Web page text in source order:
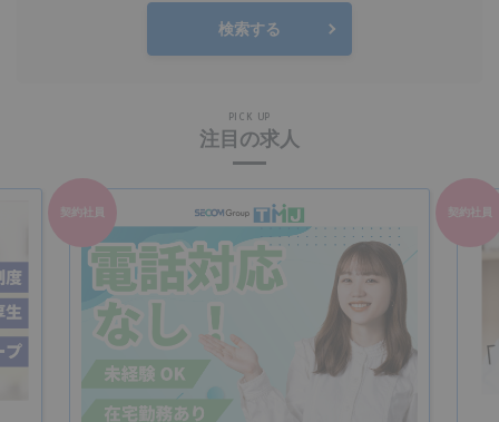
検索する
PICK UP
注目の求人
契約社員 契約社員